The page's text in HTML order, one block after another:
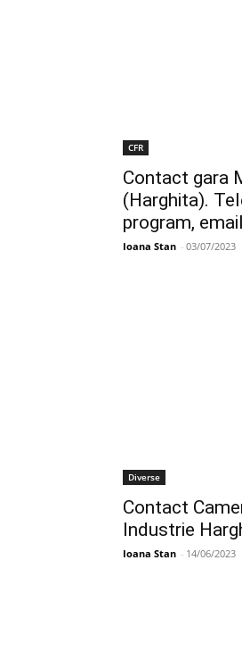
CFR
Contact gara
(Harghita).
program,
Ioana Stan - 03/07/2023
Diverse
Contact
Industrie
Ioana Stan - 14/06/2023